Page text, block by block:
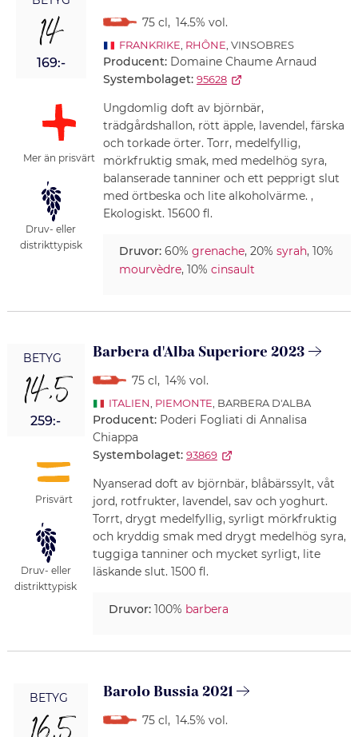
14
169:-
Mer än prisvärt
Druv- eller
distrikttypisk
75 cl , 14.5% vol.
FRANKRIKE, RHÔNE, VINSOBRES
Producent: Domaine Chaume Arnaud
Systembolaget: 95628
Ungdomlig doft av björnbär,
trädgårdshallon, rött äpple, lavendel, färska
och torkade örter. Torr, medelfyllig,
mörkfruktig smak, med medelhög syra,
balanserade tanniner och ett pepprigt slut
med örtbeska och lite alkoholvärme. ,
Ekologiskt. 15600 fl.
Druvor:60% grenache, 20% syrah, 10%
mourvèdre, 10% cinsault
BETYG
14,5
259:-
Prisvärt
Druv- eller
distrikttypisk
Barbera d'Alba Superiore 2023
75 cl , 14% vol.
ITALIEN, PIEMONTE, BARBERA D'ALBA
Producent: Poderi Fogliati di Annalisa
Chiappa
Systembolaget: 93869
Nyanserad doft av björnbär, blåbärssylt, våt
jord, rotfrukter, lavendel, sav och yoghurt.
Torrt, drygt medelfyllig, syrligt mörkfruktig
och kryddig smak med drygt medelhög syra,
tuggiga tanniner och mycket syrligt, lite
läskande slut. 1500 fl.
Druvor:100% barbera
BETYG Barolo Bussia 2021
75 cl , 14.5% vol.